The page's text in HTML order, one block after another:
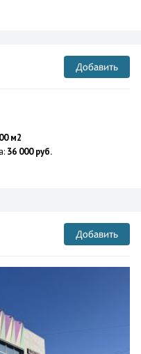
Добавить
м2
36 000 руб.
Добавить